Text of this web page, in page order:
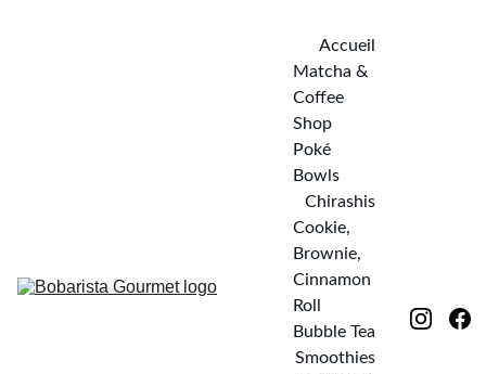
Accueil
Matcha &
Coffee
Shop
Poké
Bowls
Chirashis
Cookie,
Brownie,
Cinnamon
Roll
Bubble Tea
Smoothies